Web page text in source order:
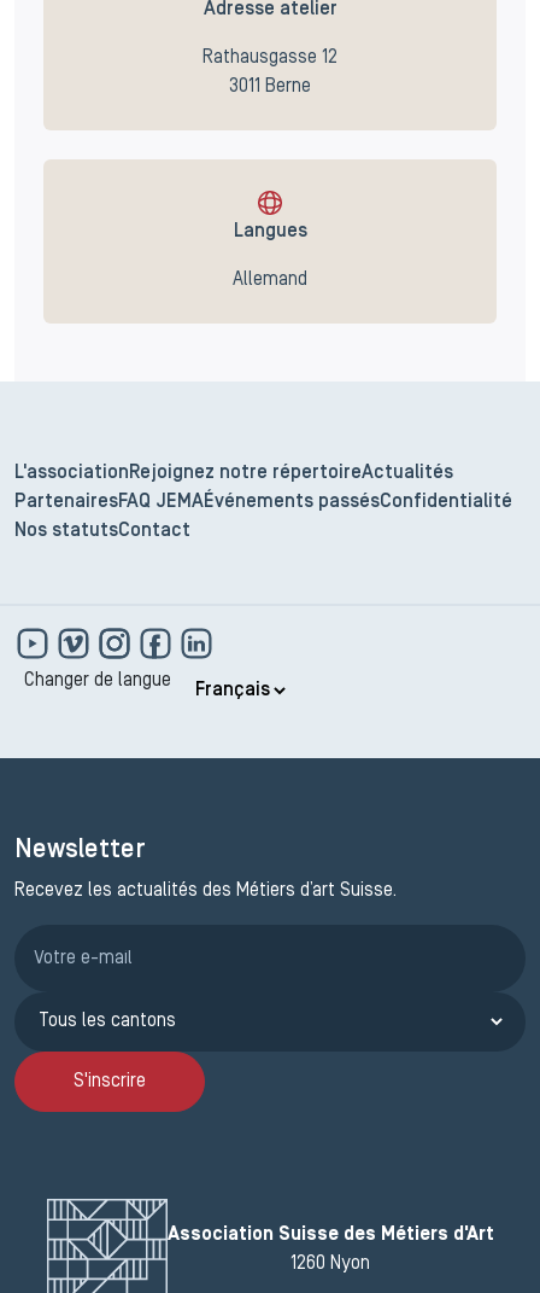
Adresse atelier
Rathausgasse 12
3011 Berne
Langues
Allemand
L'association Rejoignez notre répertoireActualités
PartenairesFAQ JEMAÉvénements passésConfidentialité
Nos statutsContact
Changer de langue
Newsletter
Recevez les actualités des Métiers d’art Suisse.
S'inscrire
Association Suisse des Métiers d'Art
1260 Nyon